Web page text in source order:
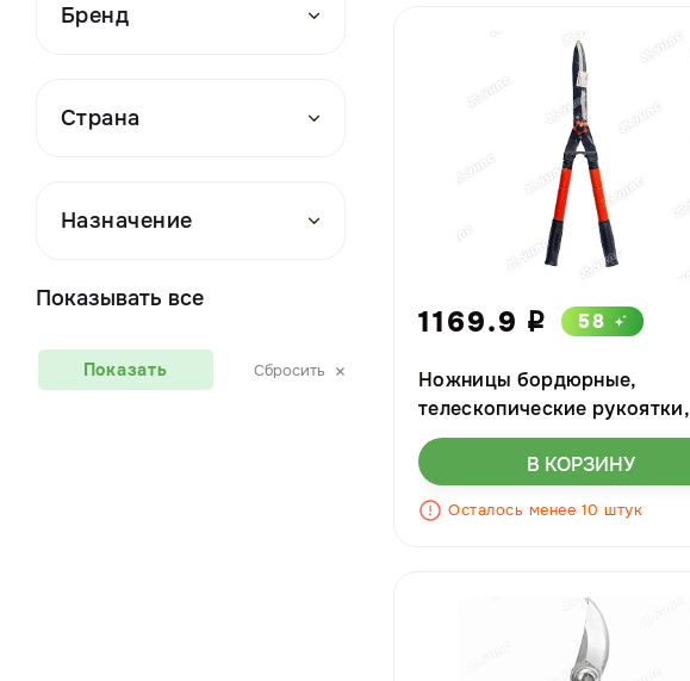
Бренд
Страна
Назначение
Показывать все
Показать Сбросить
1169.9 i 58
Ножницы бордюрные,
телескопические рукоятки,
"HD8016 NA" 600-800мм
Садовита
В КОРЗИНУ
Осталось менее 10 штук